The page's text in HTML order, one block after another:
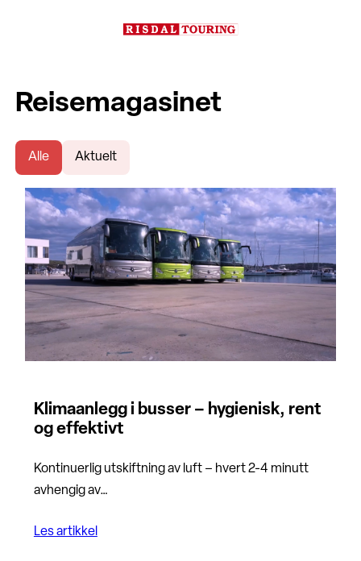
Reisemagasinet
Alle Aktuelt
Klimaanlegg i busser – hygienisk, rent
og effektivt
Kontinuerlig utskiftning av luft – hvert 2-4 minutt
avhengig av…
Les artikkel